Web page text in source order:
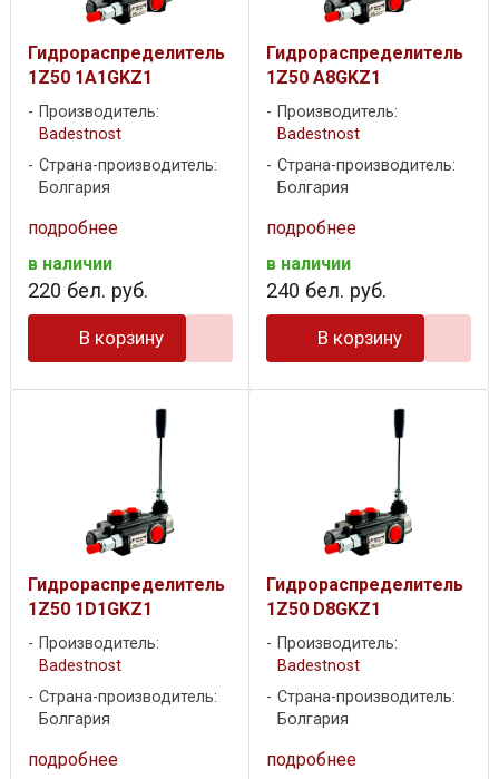
Гидрораспределитель
1Z50 1A1GKZ1
Производитель:
Badestnost
Страна-производитель:
Болгария
подробнее
в наличии
220 бел. руб.
В корзину
Гидрораспределитель
1Z50 A8GKZ1
Производитель:
Badestnost
Страна-производитель:
Болгария
подробнее
в наличии
240 бел. руб.
В корзину
Гидрораспределитель
1Z50 1D1GKZ1
Производитель:
Badestnost
Страна-производитель:
Болгария
подробнее
Гидрораспределитель
1Z50 D8GKZ1
Производитель:
Badestnost
Страна-производитель:
Болгария
подробнее